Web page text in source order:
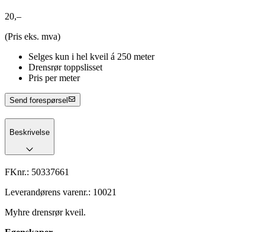
20,–
(Pris eks. mva)
Selges kun i hel kveil á 250 meter
Drensrør toppslisset
Pris per meter
Send forespørsel
Beskrivelse
FKnr.: 50337661
Leverandørens varenr.: 10021
Myhre drensrør kveil.